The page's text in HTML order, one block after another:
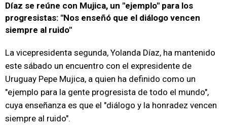
Díaz se reúne con Mujica, un "ejemplo" para los
progresistas: "Nos enseñó que el diálogo vencen
siempre al ruido"
La vicepresidenta segunda, Yolanda Díaz, ha mantenido
este sábado un encuentro con el expresidente de
Uruguay Pepe Mujica, a quien ha definido como un
"ejemplo para la gente progresista de todo el mundo",
cuya enseñanza es que el "diálogo y la honradez vencen
siempre al ruido".